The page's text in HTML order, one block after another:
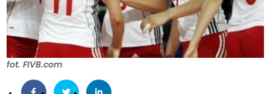
fot. FIVB.com